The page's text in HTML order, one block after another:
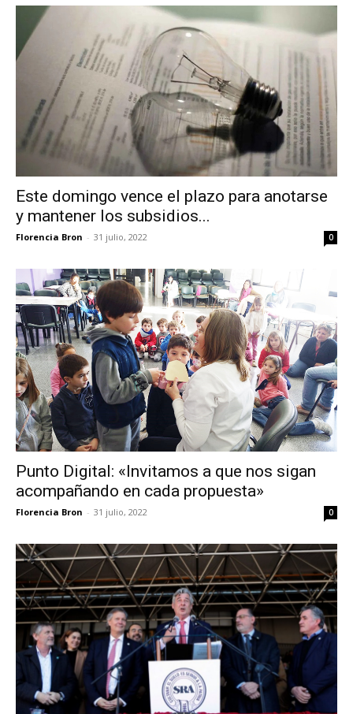
Este domingo vence el plazo para anotarse
y mantener los subsidios...
Florencia Bron - 31 julio, 2022 0
Punto Digital: «Invitamos a que nos sigan
acompañando en cada propuesta»
Florencia Bron - 31 julio, 2022 0